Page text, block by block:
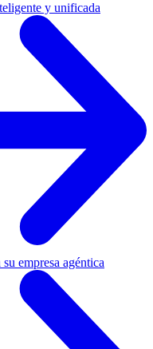
y unificada
empresa agéntica